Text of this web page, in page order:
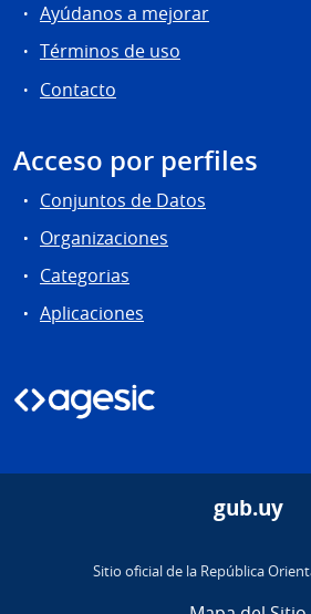
Ayúdanos a mejorar
Términos de uso
Contacto
Acceso por perfiles
Conjuntos de Datos
Organizaciones
Categorias
Aplicaciones
gub.uy
Sitio oficial de la República